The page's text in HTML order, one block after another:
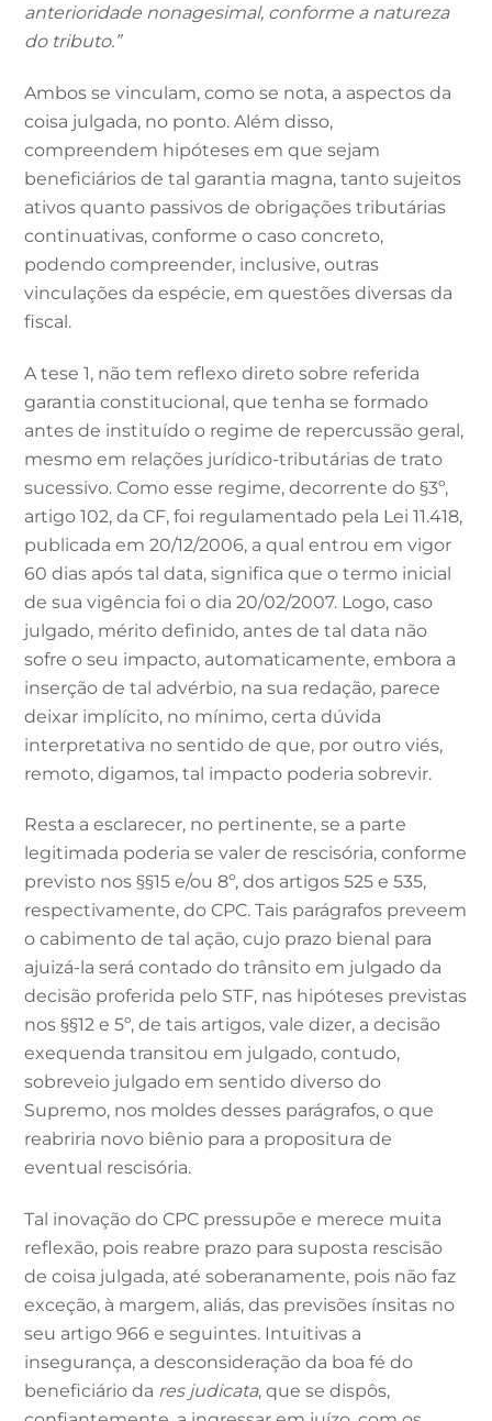
anterioridade nonagesimal, conforme a natureza
do tributo.”
Ambos se vinculam, como se nota, a aspectos da
coisa julgada, no ponto. Além disso,
compreendem hipóteses em que sejam
beneficiários de tal garantia magna, tanto sujeitos
ativos quanto passivos de obrigações tributárias
continuativas, conforme o caso concreto,
podendo compreender, inclusive, outras
vinculações da espécie, em questões diversas da
fiscal.
A tese 1, não tem reflexo direto sobre referida
garantia constitucional, que tenha se formado
antes de instituído o regime de repercussão geral,
mesmo em relações jurídico-tributárias de trato
sucessivo. Como esse regime, decorrente do §3º,
artigo 102, da CF, foi regulamentado pela Lei 11.418,
publicada em 20/12/2006, a qual entrou em vigor
60 dias após tal data, significa que o termo inicial
de sua vigência foi o dia 20/02/2007. Logo, caso
julgado, mérito definido, antes de tal data não
sofre o seu impacto, automaticamente, embora a
inserção de tal advérbio, na sua redação, parece
deixar implícito, no mínimo, certa dúvida
interpretativa no sentido de que, por outro viés,
remoto, digamos, tal impacto poderia sobrevir.
Resta a esclarecer, no pertinente, se a parte
legitimada poderia se valer de rescisória, conforme
previsto nos §§15 e/ou 8º, dos artigos 525 e 535,
respectivamente, do CPC. Tais parágrafos preveem
o cabimento de tal ação, cujo prazo bienal para
ajuizá-la será contado do trânsito em julgado da
decisão proferida pelo STF, nas hipóteses previstas
nos §§12 e 5º, de tais artigos, vale dizer, a decisão
exequenda transitou em julgado, contudo,
sobreveio julgado em sentido diverso do
Supremo, nos moldes desses parágrafos, o que
reabriria novo biênio para a propositura de
eventual rescisória.
Tal inovação do CPC pressupõe e merece muita
reflexão, pois reabre prazo para suposta rescisão
de coisa julgada, até soberanamente, pois não faz
exceção, à margem, aliás, das previsões ínsitas no
seu artigo 966 e seguintes. Intuitivas a
insegurança, a desconsideração da boa fé do
beneficiário da res judicata, que se dispôs,